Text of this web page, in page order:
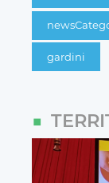
gardini